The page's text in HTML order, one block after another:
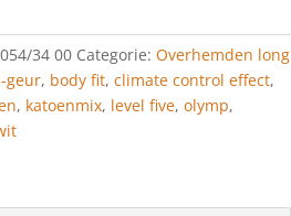
34 00 Categorie:Overhemden long
geur, body fit,climate control effect,
, katoenmix, level five,olymp,